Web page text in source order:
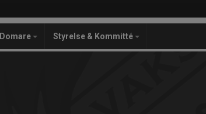
Domare Styrelse & Kommitté